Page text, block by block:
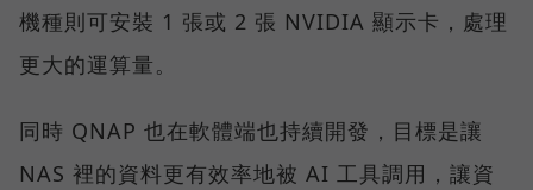
機種則可安裝 1 張或 2 張 NVIDIA 顯示卡，處理
更大的運算量。
同時 QNAP 也在軟體端也持續開發，目標是讓
NAS 裡的資料更有效率地被 AI 工具調用，讓資